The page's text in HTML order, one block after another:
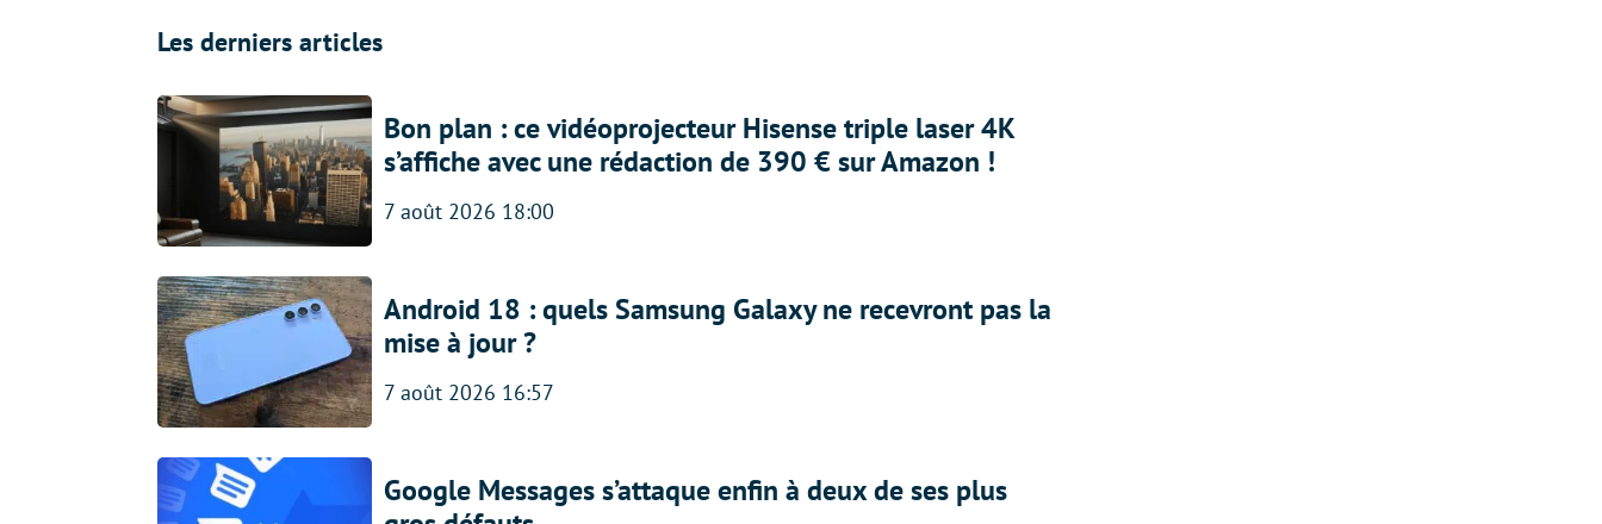
Les derniers articles
Bon plan : ce vidéoprojecteur Hisense triple laser 4K
s’affiche avec une rédaction de 390 € sur Amazon !
7 août 2026 18:00
Android 18 : quels Samsung Galaxy ne recevront pas la
mise à jour ?
7 août 2026 16:57
Google Messages s’attaque enfin à deux de ses plus